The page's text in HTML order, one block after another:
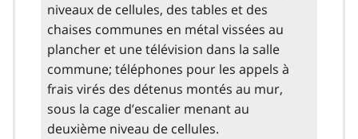
niveaux de cellules, des tables et des
chaises communes en métal vissées au
plancher et une télévision dans la salle
commune; téléphones pour les appels à
frais virés des détenus montés au mur,
sous la cage d’escalier menant au
deuxième niveau de cellules.